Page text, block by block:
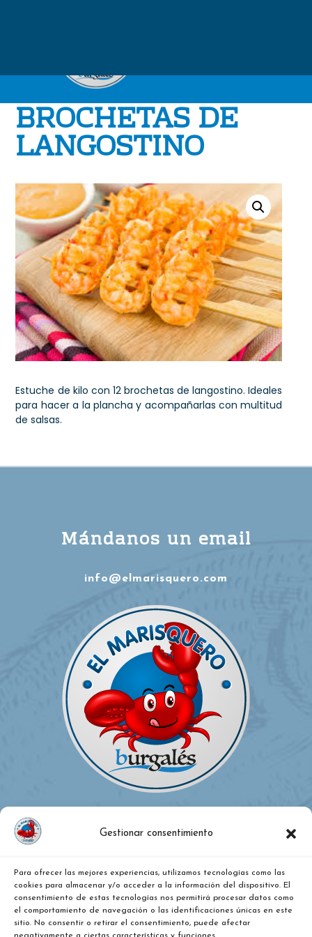
Gestionar consentimiento
Para ofrecer las mejores experiencias, utilizamos tecnologías como las
cookies para almacenar y/o acceder a la información del dispositivo. El
consentimiento de estas tecnologías nos permitirá procesar datos como
el comportamiento de navegación o las identificaciones únicas en este
sitio. No consentir o retirar el consentimiento, puede afectar
BROCHETAS DE
LANGOSTINO
Estuche de kilo con 12 brochetas de langostino. Ideales
para hacer a la plancha y acompañarlas con multitud
de salsas.
Mándanos un email
info@elmarisquero.com
¿DÓNDE ESTAMOS?
Calle Vitoria, nº 271, Pentasa 2, nave 36. Burgos